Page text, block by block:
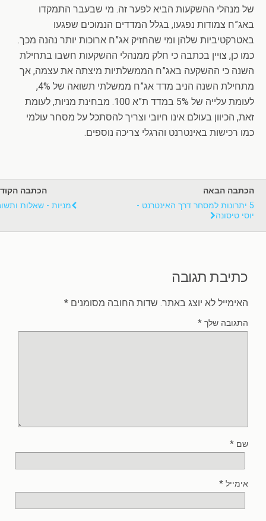
של מנהלי ההשקעות הביא לפער זה. מי שבעבר התמקדו
באג”ח צמודות נפגעו, בגלל המדדים הנמוכים שפגעו
באטרקטיביות שלהן ומי שהחזיק אג”ח ארוכות יותר נהנה מכך.
כמו כן, צויין בכתבה כי חלק ממנהלי ההשקעות חשבו בתחילת
השנה כי ההשקעה באג”ח הממשלתיות מיצתה את עצמה, אך
מתחילת השנה הניב מדד אג”ח ממשלתי תשואה של 4%,
לעומת עלייה של 5% במדד ת”א 100. מבחינת מניות, לעומת
זאת, הכיוון בעולם אינו חיובי וצריך להסתכל על מסחר עולמי
כמו רכישות באינטרנט והרגלי צריכה נוספים.
הכתבה
מניות - שאלות
הכתבה הבאה
5 יתרונות למסחר דרך האינטרנט -
יוסי טיסונה
כתיבת תגובה
האימייל לא יוצג באתר. שדות החובה מסומנים *
התגובה שלך *
שם *
אימייל *